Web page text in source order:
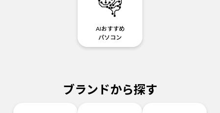
AIおすすめ
パソコン
ブランドから探す